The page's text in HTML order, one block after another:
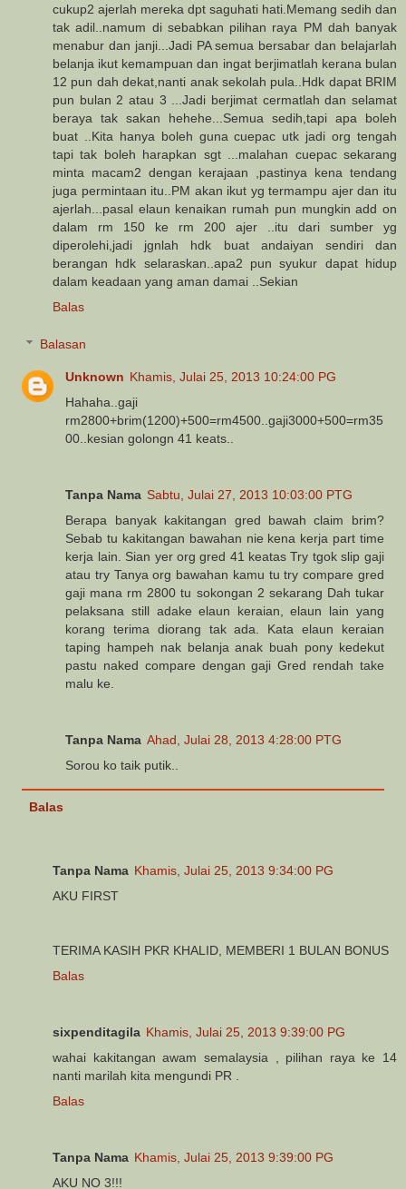
cukup2 ajerlah mereka dpt saguhati hati.Memang sedih dan
tak adil..namum di sebabkan pilihan raya PM dah banyak
menabur dan janji...Jadi PA semua bersabar dan belajarlah
belanja ikut kemampuan dan ingat berjimatlah kerana bulan
12 pun dah dekat,nanti anak sekolah pula..Hdk dapat BRIM
pun bulan 2 atau 3 ...Jadi berjimat cermatlah dan selamat
beraya tak sakan hehehe...Semua sedih,tapi apa boleh
buat ..Kita hanya boleh guna cuepac utk jadi org tengah
tapi tak boleh harapkan sgt ...malahan cuepac sekarang
minta macam2 dengan kerajaan ,pastinya kena tendang
juga permintaan itu..PM akan ikut yg termampu ajer dan itu
ajerlah...pasal elaun kenaikan rumah pun mungkin add on
dalam rm 150 ke rm 200 ajer ..itu dari sumber yg
diperolehi,jadi jgnlah hdk buat andaiyan sendiri dan
berangan hdk selaraskan..apa2 pun syukur dapat hidup
dalam keadaan yang aman damai ..Sekian
Balas
Balasan
Unknown Khamis, Julai 25, 2013 10:24:00 PG
Hahaha..gaji
rm2800+brim(1200)+500=rm4500..gaji3000+500=rm35
00..kesian golongn 41 keats..
Tanpa Nama Sabtu, Julai 27, 2013 10:03:00 PTG
Berapa banyak kakitangan gred bawah claim brim?
Sebab tu kakitangan bawahan nie kena kerja part time
kerja lain. Sian yer org gred 41 keatas Try tgok slip gaji
atau try Tanya org bawahan kamu tu try compare gred
gaji mana rm 2800 tu sokongan 2 sekarang Dah tukar
pelaksana still adake elaun keraian, elaun lain yang
korang terima diorang tak ada. Kata elaun keraian
taping hampeh nak belanja anak buah pony kedekut
pastu naked compare dengan gaji Gred rendah take
malu ke.
Tanpa Nama Ahad, Julai 28, 2013 4:28:00 PTG
Sorou ko taik putik..
Balas
Tanpa Nama Khamis, Julai 25, 2013 9:34:00 PG
AKU FIRST
TERIMA KASIH PKR KHALID, MEMBERI 1 BULAN BONUS
Balas
sixpenditagila Khamis, Julai 25, 2013 9:39:00 PG
wahai kakitangan awam semalaysia , pilihan raya ke 14
nanti marilah kita mengundi PR .
Balas
Tanpa Nama Khamis, Julai 25, 2013 9:39:00 PG
AKU NO 3!!!